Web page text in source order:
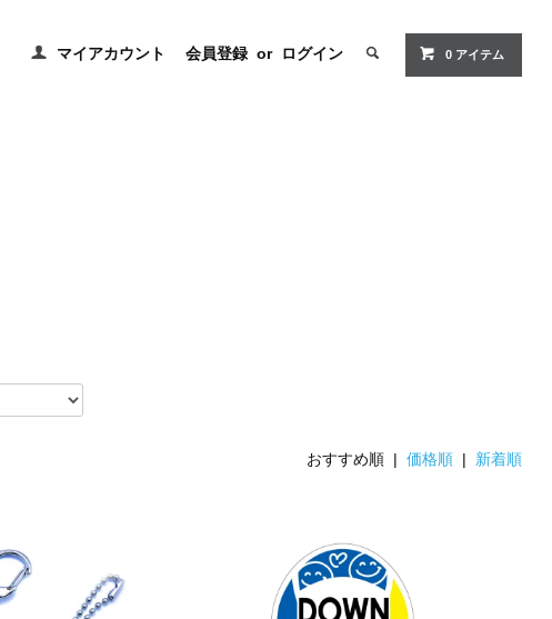
マイアカウント 会員登録 or ログイン 0 アイテム
おすすめ順 |価格順 | 新着順